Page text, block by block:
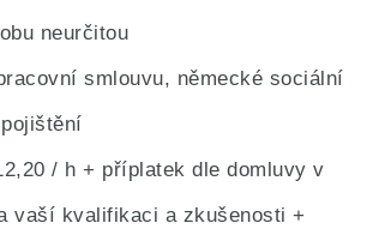
neurčitou
smlouvu, německé sociální
/ h + příplatek dle domluvy v
vaší kvalifikaci a zkušenosti +